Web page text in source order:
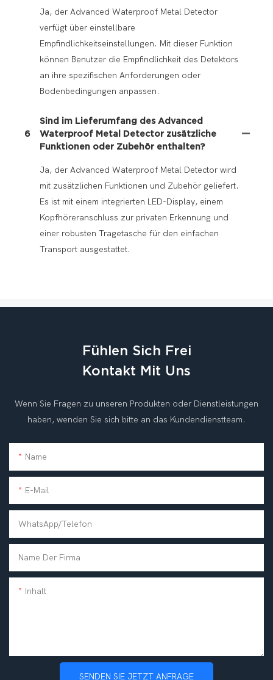
Ja, der Advanced Waterproof Metal Detector
verfügt über einstellbare
Empfindlichkeitseinstellungen. Mit dieser Funktion
können Benutzer die Empfindlichkeit des Detektors
an ihre spezifischen Anforderungen oder
Bodenbedingungen anpassen.
6
Sind im Lieferumfang des Advanced
Waterproof Metal Detector zusätzliche
Funktionen oder Zubehör enthalten?
Ja, der Advanced Waterproof Metal Detector wird
mit zusätzlichen Funktionen und Zubehör geliefert.
Es ist mit einem integrierten LED-Display, einem
Kopfhöreranschluss zur privaten Erkennung und
einer robusten Tragetasche für den einfachen
Transport ausgestattet.
Fühlen Sich Frei
Kontakt Mit Uns
Wenn Sie Fragen zu unseren Produkten oder Dienstleistungen
haben, wenden Sie sich bitte an das Kundendienstteam.
Name
E-Mail
WhatsApp/Telefon
Name Der Firma
Inhalt
SENDEN SIE JETZT ANFRAGE